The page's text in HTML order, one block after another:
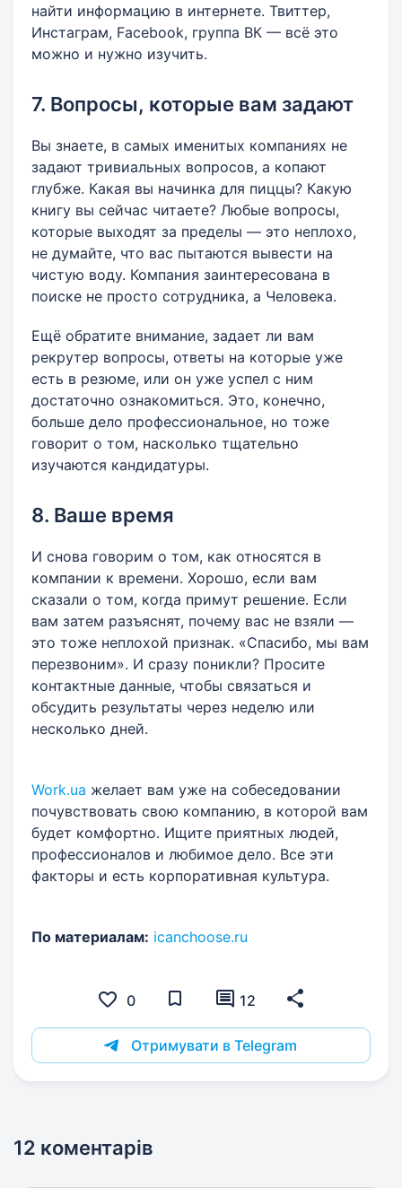
найти информацию в интернете. Твиттер,
Инстаграм, Facebook, группа ВК — всё это
можно и нужно изучить.
7. Вопросы, которые вам задают
Вы знаете, в самых именитых компаниях не
задают тривиальных вопросов, а копают
глубже. Какая вы начинка для пиццы? Какую
книгу вы сейчас читаете? Любые вопросы,
которые выходят за пределы — это неплохо,
не думайте, что вас пытаются вывести на
чистую воду. Компания заинтересована в
поиске не просто сотрудника, а Человека.
Ещё обратите внимание, задает ли вам
рекрутер вопросы, ответы на которые уже
есть в резюме, или он уже успел с ним
достаточно ознакомиться. Это, конечно,
больше дело профессиональное, но тоже
говорит о том, насколько тщательно
изучаются кандидатуры.
8. Ваше время
И снова говорим о том, как относятся в
компании к времени. Хорошо, если вам
сказали о том, когда примут решение. Если
вам затем разъяснят, почему вас не взяли —
это тоже неплохой признак. «Спасибо, мы вам
перезвоним». И сразу поникли? Просите
контактные данные, чтобы связаться и
обсудить результаты через неделю или
несколько дней.
Work.ua желает вам уже на собеседовании
почувствовать свою компанию, в которой вам
будет комфортно. Ищите приятных людей,
профессионалов и любимое дело. Все эти
факторы и есть корпоративная культура.
По материалам: icanchoose.ru
0 12
Отримувати в Telegram
12 коментарів